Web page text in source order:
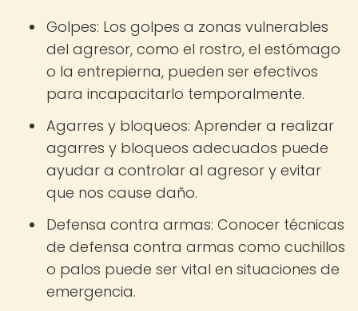
Golpes: Los golpes a zonas vulnerables
del agresor, como el rostro, el estómago
o la entrepierna, pueden ser efectivos
para incapacitarlo temporalmente.
Agarres y bloqueos: Aprender a realizar
agarres y bloqueos adecuados puede
ayudar a controlar al agresor y evitar
que nos cause daño.
Defensa contra armas: Conocer técnicas
de defensa contra armas como cuchillos
o palos puede ser vital en situaciones de
emergencia.